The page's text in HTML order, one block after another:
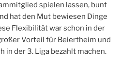
spielen lassen, bunt
hat den Mut bewiesen Dinge
Flexibilität war schon in der
Vorteil für Beiertheim und
in der 3. Liga bezahlt machen.